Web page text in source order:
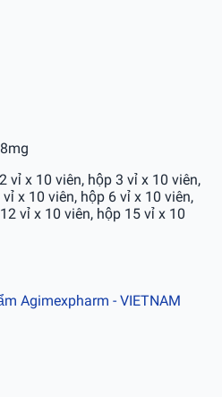
vỉ x 10 viên, hộp 3 vỉ x 10 viên,
x 10 viên, hộp 6 vỉ x 10 viên,
vỉ x 10 viên, hộp 15 vỉ x 10
Agimexpharm - VIETNAM